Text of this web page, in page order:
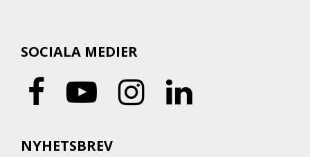
SOCIALA MEDIER
NYHETSBREV